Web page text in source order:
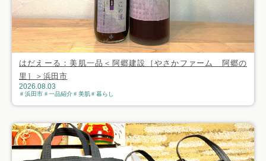
はだえーる：美肌一品＜阿郷建設［やさかファーム 阿郷の
里］＞浜田市
2026.08.03
浜田市 一品紹介 美肌 暮らし